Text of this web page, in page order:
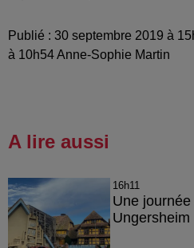
Publié : 30 septembre 2019 à
à 10h54 Anne-Sophie Martin
A lire aussi
16h11
Une
Ungersheim